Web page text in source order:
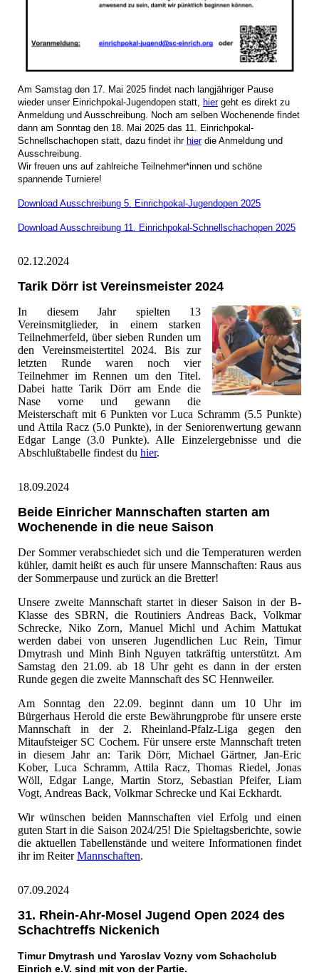
Am Samstag den 17. Mai 2025 findet nach langjähriger Pause
wieder unser Einrichpokal-Jugendopen statt, hiergeht es direkt zu
Anmeldung und Ausschreibung. Noch am selben Wochenende findet
dann am Sonntag den 18. Mai 2025 das 11. Einrichpokal-
Schnellschachopen statt, dazu findet ihr hierdie Anmeldung und
Ausschreibung.
Wir freuen uns auf zahlreiche Teilnehmer*innen und schöne
spannende Turniere!
Download Ausschreibung 5. Einrichpokal-Jugendopen 2025
Download Ausschreibung 11. Einrichpokal-Schnellschachopen 2025
02.12.2024
Tarik Dörr ist Vereinsmeister 2024
In diesem Jahr spielten 13
Vereinsmitglieder, in einem starken
Teilnehmerfeld, über sieben Runden um
den Vereinsmeistertitel 2024. Bis zur
letzten Runde waren noch vier
Teilnehmer im Rennen um den Titel.
Dabei hatte Tarik Dörr am Ende die
Nase vorne und gewann die
Meisterschaft mit 6 Punkten vor Luca Schramm (5.5 Punkte)
und Attila Racz (5.0 Punkte), in der Seniorenwertung gewann
Edgar Lange (3.0 Punkte). Alle Einzelergebnisse und die
Abschlußtabelle findest du hier.
18.09.2024
Beide Einricher Mannschaften starten am
Wochenende in die neue Saison
Der Sommer verabschiedet sich und die Temperaturen werden
kühler, damit heißt es auch für unsere Mannschaften: Raus aus
der Sommerpause und zurück an die Bretter!
Unsere zweite Mannschaft startet in dieser Saison in der B-
Klasse des SBRN, die Routiniers Andreas Back, Volkmar
Schrecke, Niko Zorn, Manuel Michl und Achim Mattukat
werden dabei von unseren Jugendlichen Luc Rein, Timur
Dmytrash und Minh Binh Nguyen tatkräftig unterstützt. Am
Samstag den 21.09. ab 18 Uhr geht es dann in der ersten
Runde gegen die zweite Mannschaft des SC Hennweiler.
Am Sonntag den 22.09. beginnt dann um 10 Uhr im
Bürgerhaus Herold die erste Bewährungprobe für unsere erste
Mannschaft in der 2. Rheinland-Pfalz-Liga gegen den
Mitaufsteiger SC Cochem. Für unsere erste Mannschaft treten
in diesem Jahr an: Tarik Dörr, Michael Gärtner, Jan-Eric
Kober, Luca Schramm, Attila Racz, Thomas Riedel, Jonas
Wöll, Edgar Lange, Martin Storz, Sebastian Pfeifer, Liam
Vogt, Andreas Back, Volkmar Schrecke und Kai Eckhardt.
Wir wünschen beiden Mannschaften viel Erfolg und einen
guten Start in die Saison 2024/25! Die Spieltagsberichte, sowie
die aktuellen Tabellenstände und weitere Informationen findet
ihr im ReiterMannschaften.
07.09.2024
31. Rhein-Ahr-Mosel Jugend Open 2024 des
Schachtreffs Nickenich
Timur Dmytrash und Yaroslav Vozny vom Schachclub
Einrich e.V. sind mit von der Partie.